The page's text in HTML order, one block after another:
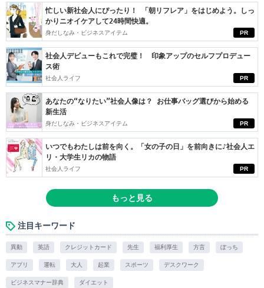
PR
忙しい新社会人にぴったり！ 「朝リフレア」をはじめよう。しっ
かりニオイケアして24時間快適。
身だしなみ・ビジネスアイテム
PR
社会人デビューもこれで完璧！ 印象アップのセルフプロデュー
ス術
社会人ライフ
PR
あなたの“なりたい”社会人像は？ お仕事バッグ選びから始める
新生活
身だしなみ・ビジネスアイテム
PR
いつでもわたしは前を向く。「女の子の日」を前向きに♪社会人エ
リ・大学生リカの物語
社会人ライフ
もっと見る
注目キーワード
異動 英語 クレジットカード 先生 福利厚生 方言 ぼっち
アプリ 運転 大人 起業 スポーツ デスクワーク
ビジネスマナー辞典 ダイエット